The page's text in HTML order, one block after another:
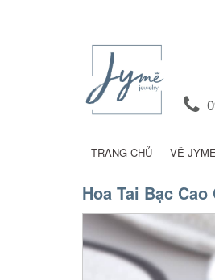
TRANG CHỦ VỀ JYME
Hoa Tai Bạc